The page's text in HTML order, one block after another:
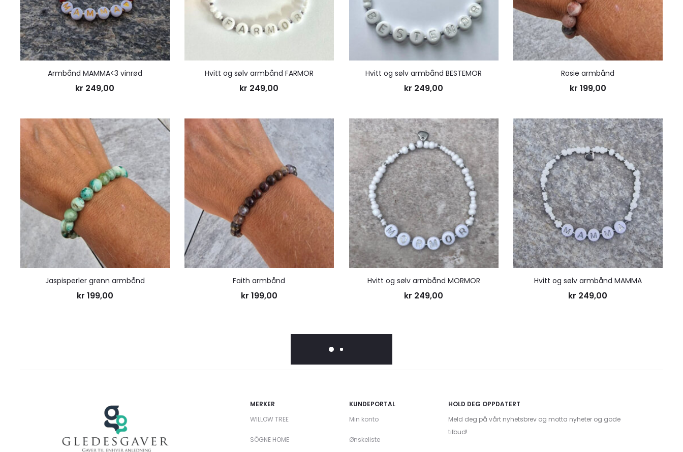
Armbånd MAMMA<3 vinrød
kr 249,00
Hvitt og sølv armbånd FARMOR
kr 249,00
Hvitt og sølv armbånd BESTEMOR
kr 249,00
Rosie armbånd
kr 199,00
Legg
ønskeliste
Jaspisperler grønn armbånd
kr 199,00
Legg
ønskeliste
Faith armbånd
kr 199,00
Legg
til
ønskeliste
Hvitt og sølv armbånd MORMOR
kr 249,00
Legg
til
Hvitt og sølv armbånd MAMMA
kr 249,00
MERKER
WILLOW TREE
SÖGNE HOME
KUNDEPORTAL
Min konto
Ønskeliste
HOLD DEG OPPDATERT
Meld deg på vårt nyhetsbrev og motta nyheter og gode
tilbud!